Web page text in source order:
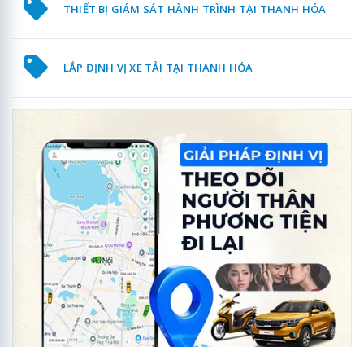
THIẾT BỊ GIÁM SÁT HÀNH TRÌNH TẠI THANH HÓA
LẮP ĐỊNH VỊ XE TẢI TẠI THANH HÓA